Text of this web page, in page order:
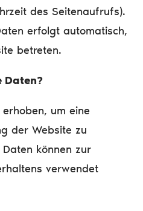
des Seitenaufrufs).
erfolgt automatisch,
betreten.
Daten?
um eine
der Website zu
können zur
verwendet